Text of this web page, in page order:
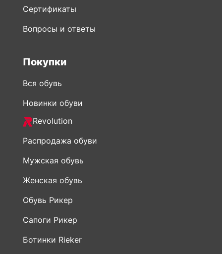
Сертификаты
Вопросы и ответы
Покупки
Вся обувь
Новинки обуви
Revolution
Распродажа обуви
Мужская обувь
Женская обувь
Обувь Рикер
Сапоги Рикер
Ботинки Rieker